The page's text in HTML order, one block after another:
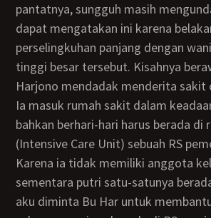
pantatnya, sungguh masih
dapat mengatakan ini karena
perselingkuhan panjang dengan
tinggi besar tersebut. Kisahnya
Harjono mendadak menderita sakit
Ia masuk rumah sakit dalam keadaan koma dan
bahkan berhari-hari harus berada di
(Intensive Care Unit) sebuah RS
Karena ia tidak memiliki anggota
sementara putri satu-satunya
aku diminta Bu Har untuk